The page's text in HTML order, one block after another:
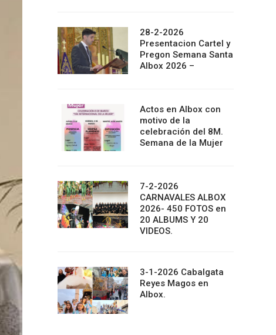
28-2-2026
Presentacion Cartel y
Pregon Semana Santa
Albox 2026 –
Actos en Albox con
motivo de la
celebración del 8M.
Semana de la Mujer
7-2-2026
CARNAVALES ALBOX
2026- 450 FOTOS en
20 ALBUMS Y 20
VIDEOS.
3-1-2026 Cabalgata
Reyes Magos en
Albox.